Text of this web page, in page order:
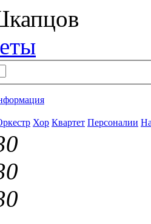
Хор Квартет Персоналии